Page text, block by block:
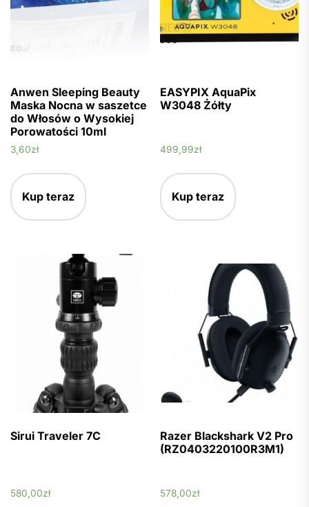
Anwen Sleeping Beauty
Maska Nocna w saszetce
do Włosów o Wysokiej
Porowatości 10ml
3,60zł
Kup teraz
EASYPIX AquaPix
W3048 Żółty
499,99zł
Kup teraz
Sirui Traveler 7C
580,00zł
Razer Blackshark V2 Pro
(RZ0403220100R3M1)
578,00zł